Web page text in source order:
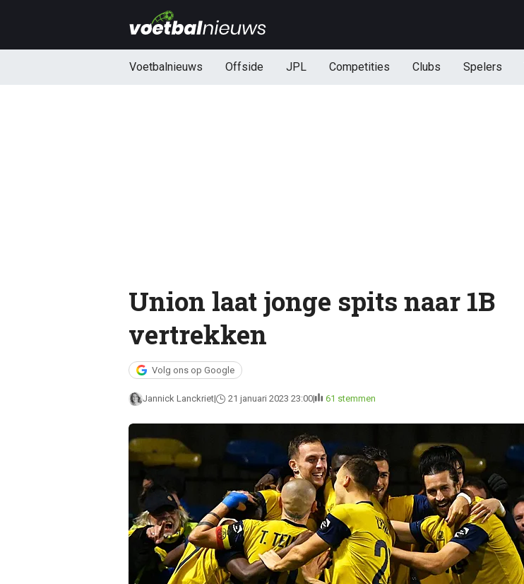
Voetbalnieuws Offside JPL Competities Clubs Spelers
Union laat jonge spits naar 1B
vertrekken
Volg ons op Google
Jannick Lanckriet 21 januari 2023 23:00 61 stemmen